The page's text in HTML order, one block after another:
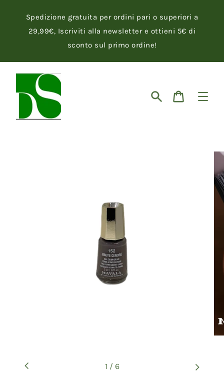
direttamente
contenuti
Spedizione gratuita per ordini pari o superiori a
29,99€, Iscriviti alla newsletter e ottieni 5€ di
sconto sul primo ordine!
1 / 6